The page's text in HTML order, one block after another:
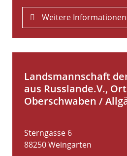
Weitere Informationen
Landsmannschaft
aus Russlande.V.,
Oberschwaben /
Sterngasse 6
88250Weingarten